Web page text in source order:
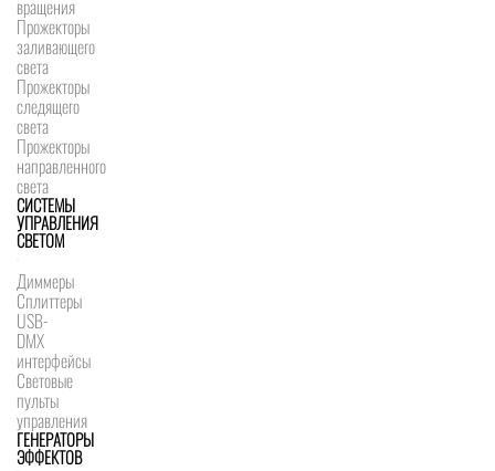
вращения
Прожекторы
заливающего
света
Прожекторы
следящего
света
Прожекторы
направленного
света
СИСТЕМЫ
УПРАВЛЕНИЯ
СВЕТОМ
Диммеры
Сплиттеры
USB-
DMX
интерфейсы
Световые
пульты
управления
ГЕНЕРАТОРЫ
ЭФФЕКТОВ